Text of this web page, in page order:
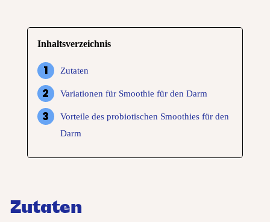
Inhaltsverzeichnis
Zutaten
Variationen für Smoothie für den Darm
Vorteile des probiotischen Smoothies für den
Darm
Zutaten